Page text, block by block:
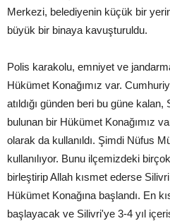
Merkezi, belediyenin küçük bir
büyük bir binaya kavuşturuldu.
Polis karakolu, emniyet ve
Hükümet Konağımız var.
atıldığı günden beri bu güne kalan,
bulunan bir Hükümet Konağımız
olarak da kullanıldı. Şimdi Nüfus
kullanılıyor. Bunu ilçemizdeki
birleştirip Allah kısmet ederse
Hükümet Konağına başlandı. En
başlayacak ve Silivri'ye 3-4 yıl